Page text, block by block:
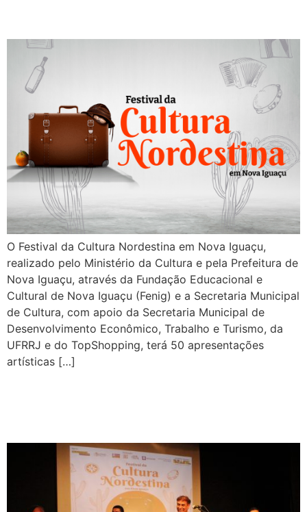
O Festival da Cultura Nordestina em Nova Iguaçu,
realizado pelo Ministério da Cultura e pela Prefeitura de
Nova Iguaçu, através da Fundação Educacional e
Cultural de Nova Iguaçu (Fenig) e a Secretaria Municipal
de Cultura, com apoio da Secretaria Municipal de
Desenvolvimento Econômico, Trabalho e Turismo, da
UFRRJ e do TopShopping, terá 50 apresentações
artísticas […]